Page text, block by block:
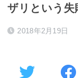
ザリという失
2018年2月19日